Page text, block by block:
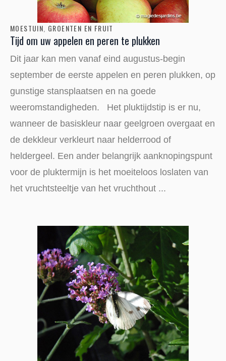
MOESTUIN GROENTEN EN FRUIT
Tijd om uw appelen en peren te plukken
Dit jaar kan men vanaf eind augustus-begin
september de eerste appelen en peren plukken, op
gunstige stansplaatsen en na goede
weeromstandigheden. Het pluktijdstip is er nu,
wanneer de basiskleur naar geelgroen overgaat en
de dekkleur verkleurt naar helderrood of
heldergeel. Een ander belangrijk aanknopingspunt
voor de pluktermijn is het moeiteloos loslaten van
het vruchtsteeltje van het vruchthout ...